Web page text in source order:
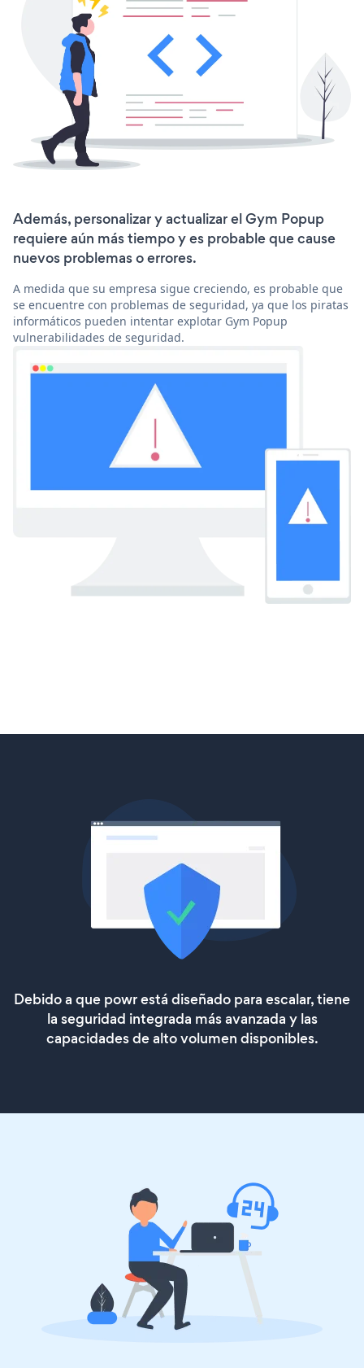
Además, personalizar y actualizar el Gym Popup
requiere aún más tiempo y es probable que cause
nuevos problemas o errores.
A medida que su empresa sigue creciendo, es probable que
se encuentre con problemas de seguridad, ya que los piratas
informáticos pueden intentar explotar Gym Popup
vulnerabilidades de seguridad.
Debido a que powr está diseñado para escalar, tiene
la seguridad integrada más avanzada y las
capacidades de alto volumen disponibles.